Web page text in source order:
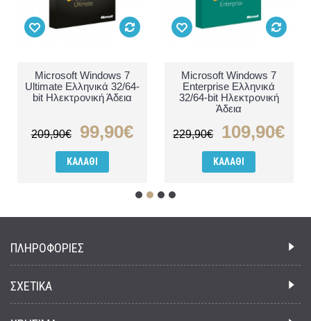
Microsoft Windows 7
Ultimate Ελληνικά 32/64-
bit Ηλεκτρονική Άδεια
209,90€ 99,90€
ΚΑΛΆΘΙ
Microsoft Windows 7
Enterprise Ελληνικά
32/64-bit Ηλεκτρονική
Άδεια
229,90€ 109,90€
ΚΑΛΆΘΙ
ΠΛΗΡΟΦΟΡΙΕΣ
ΣΧΕΤΙΚΑ